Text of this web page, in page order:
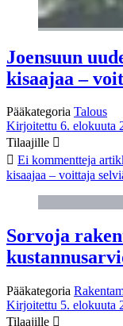
Joensuun
kisaajaa –
Pääkategoria Talous
Kirjoitettu 6. elokuuta
Tilaajille
Ei kommentteja
kisaajaa – voittaja
Sorvoja
Pääkategoria
Kirjoitettu 5. elokuuta
Tilaajille